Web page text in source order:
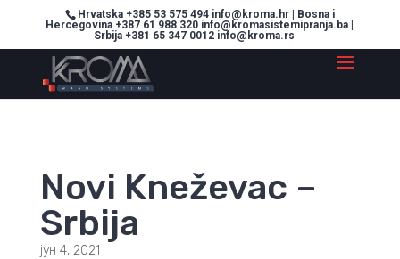
Hrvatska +385 53 575 494 info@kroma.hr | Bosna i
Hercegovina +387 61 988 320 info@kromasistemipranja.ba |
Srbija +381 65 347 0012 info@kroma.rs
Novi Kneževac –
Srbija
јун 4, 2021